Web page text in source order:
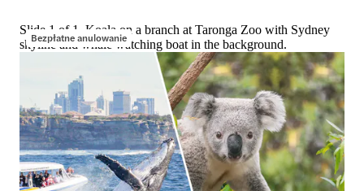
Bezpłatne anulowanie
Slide 1 of 1, Koala on a branch at Taronga Zoo with Sydney
skyline and whale watching boat in the background.